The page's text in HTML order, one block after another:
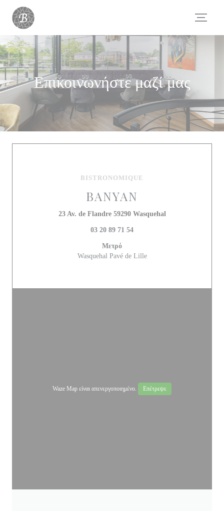
Πίνακας διαχείρισης "Μπισκότων" (Cookies)
Επικοινωνήστε μαζί μας
BISTRONOMIQUE
BANYAN
23 Av. de Flandre 59290 Wasquehal((ανοίγει σε νέο
03 20 89 71 54
Μετρό
Wasquehal Pavé de Lille
Waze Map είναι απενεργοποιημένο. Επέτρεψε